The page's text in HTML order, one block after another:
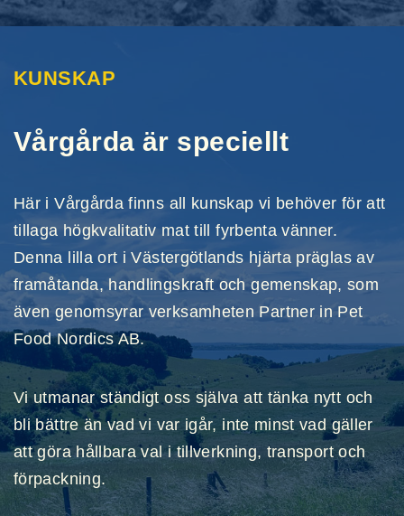
KUNSKAP
Vårgårda är speciellt
Här i Vårgårda finns all kunskap vi behöver för att
tillaga högkvalitativ mat till fyrbenta vänner.
Denna lilla ort i Västergötlands hjärta präglas av
framåtanda, handlingskraft och gemenskap, som
även genomsyrar verksamheten Partner in Pet
Food Nordics AB.
Vi utmanar ständigt oss själva att tänka nytt och
bli bättre än vad vi var igår, inte minst vad gäller
att göra hållbara val i tillverkning, transport och
förpackning.